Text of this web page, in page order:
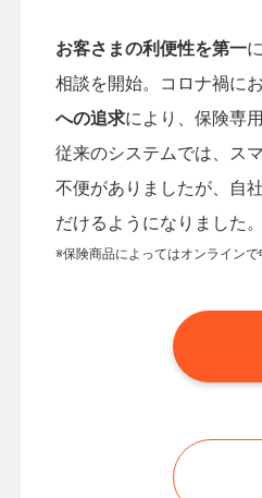
お客さまの利便性を第一
相談を開始。コロナ禍に
への追求により、保険専
従来のシステムでは、ス
不便がありましたが、自
だけるようになりました。
※保険商品によってはオンラインで